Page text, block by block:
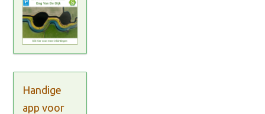
Handige
app voor